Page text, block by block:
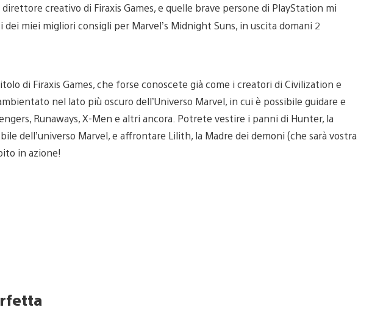
creativo di Firaxis Games, e quelle brave persone di PlayStation mi
miei migliori consigli per Marvel’s Midnight Suns, in uscita domani 2
di Firaxis Games, che forse conoscete già come i creatori di Civilization e
nel lato più oscuro dell’Universo Marvel, in cui è possibile guidare e
Runaways, X-Men e altri ancora. Potrete vestire i panni di Hunter, la
dell’universo Marvel, e affrontare Lilith, la Madre dei demoni (che sarà vostra
in azione!